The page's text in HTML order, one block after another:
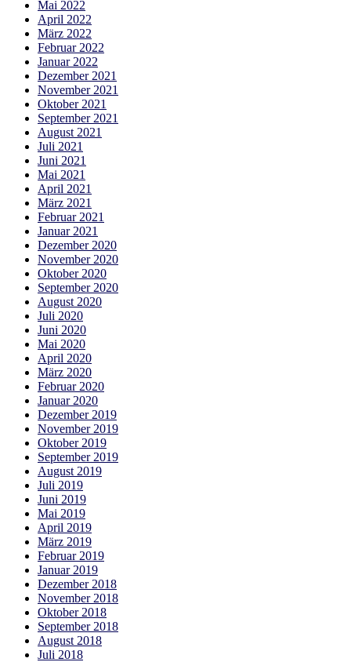
Mai 2022
April 2022
März 2022
Februar 2022
Januar 2022
Dezember 2021
November 2021
Oktober 2021
September 2021
August 2021
Juli 2021
Juni 2021
Mai 2021
April 2021
März 2021
Februar 2021
Januar 2021
Dezember 2020
November 2020
Oktober 2020
September 2020
August 2020
Juli 2020
Juni 2020
Mai 2020
April 2020
März 2020
Februar 2020
Januar 2020
Dezember 2019
November 2019
Oktober 2019
September 2019
August 2019
Juli 2019
Juni 2019
Mai 2019
April 2019
März 2019
Februar 2019
Januar 2019
Dezember 2018
November 2018
Oktober 2018
September 2018
August 2018
Juli 2018